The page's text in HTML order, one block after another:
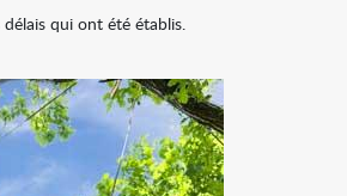
qui ont été établis.